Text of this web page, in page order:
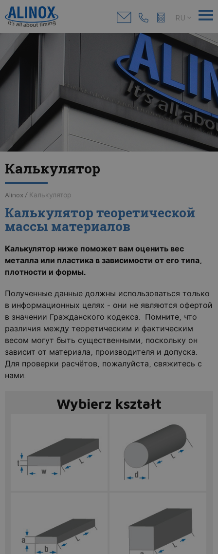
RU
Калькулятор
Alinox / Калькулятор
Калькулятор теоретической
массы материалов
Калькулятор ниже поможет вам оценить вес
металла или пластика в зависимости от его типа,
плотности и формы.
Полученные данные должны использоваться только
в информационных целях - они не являются офертой
в значении Гражданского кодекса. Помните, что
различия между теоретическим и фактическим
весом могут быть существенными, поскольку он
зависит от материала, производителя и допуска.
Для проверки расчётов, пожалуйста, свяжитесь с
нами.
Wybierz kształt